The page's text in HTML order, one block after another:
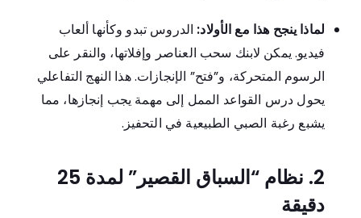
لماذا ينجح هذا مع الأولاد: الدروس تبدو وكأنها ألعاب
فيديو. يمكن لابنك سحب العناصر وإفلاتها، والنقر على
الرسوم المتحركة، و”فتح” الإنجازات. هذا النهج التفاعلي
يحول درس القواعد الممل إلى مهمة يجب إنجازها، مما
يشبع رغبة الصبي الطبيعية في التحفيز.
2. نظام “السباق القصير” لمدة 25
دقيقة